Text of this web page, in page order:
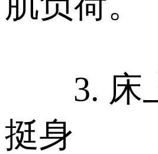
3. 床
挺身